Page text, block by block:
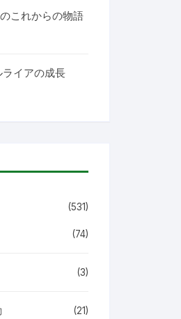
これからの物語
イアの成長
(531)
(74)
(3)
(21)